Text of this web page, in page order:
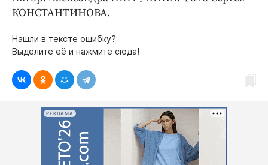
КОНСТАНТИНОВА.
Нашли в тексте ошибку?
Выделите её и нажмите сюда!
РЕКЛАМА